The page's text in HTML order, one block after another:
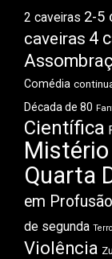
2 caveiras 2-5
caveiras 4
Comédia
Década de 80
Científica
Mistério
Quarta
em Profusão
de segunda
Violência